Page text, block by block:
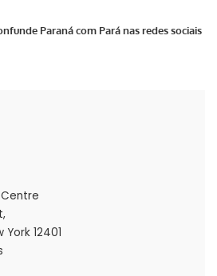
Paraná com Pará nas redes sociais
Centre
York 12401